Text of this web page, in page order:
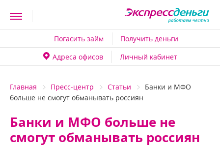
Погасить займ
Получить деньги
Адреса офисо
Личный кабинет
Главная Пресс-центр Статьи
Банки и МФО
ольше не смогут обманывать россиян
Банки и МФО больше не
смогут обманывать россиян